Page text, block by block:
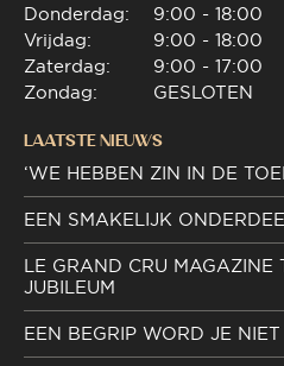
Donderdag:
Vrijdag:
Zaterdag:
Zondag:
9:00 - 18:00
9:00 - 18:00
9:00 - 17:00
GESLOTEN
LAATSTE NIEUWS
‘WE HEBBEN ZIN IN DE
EEN SMAKELIJK
LE GRAND CRU MAGAZINE
JUBILEUM
EEN BEGRIP WORD JE